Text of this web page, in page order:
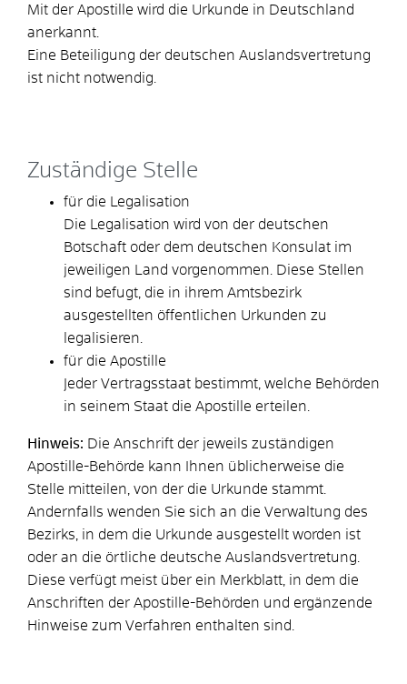
Mit der Apostille wird die Urkunde in Deutschland
anerkannt.
Eine Beteiligung der deutschen Auslandsvertretung
ist nicht notwendig.
Zuständige Stelle
für die Legalisation
Die Legalisation wird von der deutschen
Botschaft oder dem deutschen Konsulat im
jeweiligen Land vorgenommen. Diese Stellen
sind befugt, die in ihrem Amtsbezirk
ausgestellten öffentlichen Urkunden zu
legalisieren.
für die Apostille
Jeder Vertragsstaat bestimmt, welche Behörden
in seinem Staat die Apostille erteilen.
Hinweis: Die Anschrift der jeweils zuständigen
Apostille-Behörde kann Ihnen üblicherweise die
Stelle mitteilen, von der die Urkunde stammt.
Andernfalls wenden Sie sich an die Verwaltung des
Bezirks, in dem die Urkunde ausgestellt worden ist
oder an die örtliche deutsche Auslandsvertretung.
Diese verfügt meist über ein Merkblatt, in dem die
Anschriften der Apostille-Behörden und ergänzende
Hinweise zum Verfahren enthalten sind.